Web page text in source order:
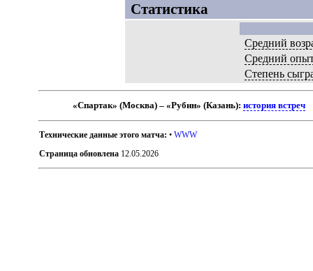
Статистика
Средний
Средний
Степень
«Спартак» (Москва) – «Рубин» (Казань):история встреч
Технические данные этого матча: •WWW
Страница обновлена 12.05.2026